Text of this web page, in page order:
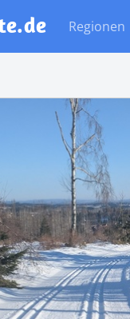
Regionen